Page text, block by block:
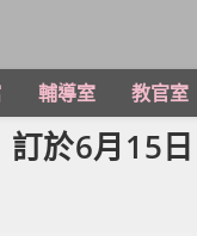
輔導室 教官室
訂於6月15